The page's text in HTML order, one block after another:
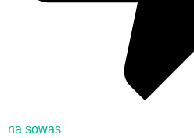
na sowas